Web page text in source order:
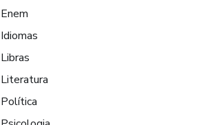
Enem
Idiomas
Libras
Literatura
Política